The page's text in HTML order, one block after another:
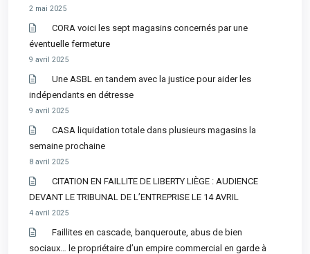
2 mai 2025
CORA voici les sept magasins concernés par une
éventuelle fermeture
9 avril 2025
Une ASBL en tandem avec la justice pour aider les
indépendants en détresse
9 avril 2025
CASA liquidation totale dans plusieurs magasins la
semaine prochaine
8 avril 2025
CITATION EN FAILLITE DE LIBERTY LIÈGE : AUDIENCE
DEVANT LE TRIBUNAL DE L’ENTREPRISE LE 14 AVRIL
4 avril 2025
Faillites en cascade, banqueroute, abus de bien
sociaux… le propriétaire d’un empire commercial en garde à